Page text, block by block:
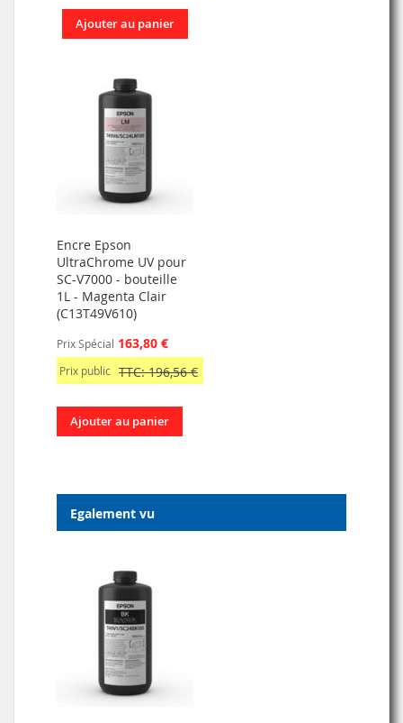
Ajouter au panier
Encre Epson
UltraChrome UV pour
SC-V7000 - bouteille
1L - Magenta Clair
(C13T49V610)
Prix Spécial 163,80 €
Prix public TTC: 196,56 €
Ajouter au panier
Egalement vu